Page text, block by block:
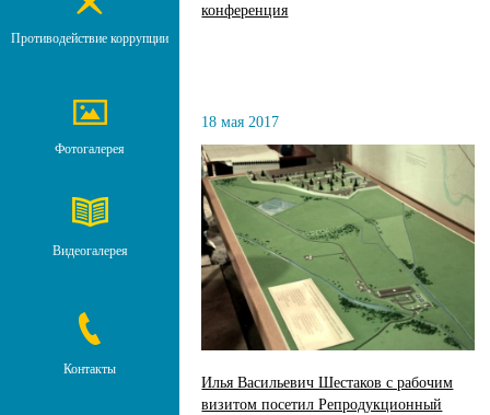
Противодействие коррупции
Фотогалерея
Видеогалерея
Контакты
конференция
18 мая 2017
Илья Васильевич Шестаков с рабочим
визитом посетил Репродукционный